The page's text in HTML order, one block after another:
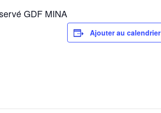
GDF MINA
Ajouter au calendrier